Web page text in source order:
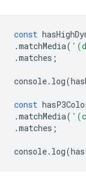
const
.matchMedia(
.matches ;
console. log(
const
.matchMedia(
.matches ;
console. log(